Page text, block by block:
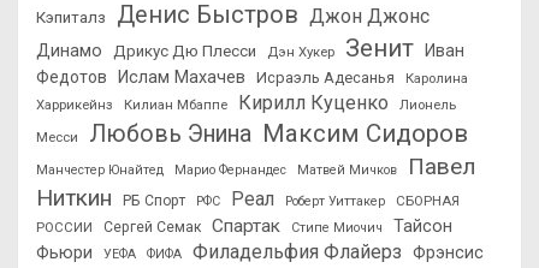
Кэпиталз
Денис Быстров Джон Джонс
Динамо Дрикус Дю Плесси Дэн Хукер Зенит
Иван
Федотов
Ислам Махачев Исраэль Адесанья
Каролина
Харрикейнз
Килиан Мбаппе Кирилл Куценко
Лионель
Месси
Любовь Энина Максим Сидоров
Манчестер Юнайтед Марио Фернандес Матвей Мичков
Павел
Ниткин
РБ Спорт РФС Реал Роберт Уиттакер
СБОРНАЯ
РОССИИ
Сергей Семак Спартак Стипе Миочич
Тайсон
Фьюри
УЕФА ФИФА Филадельфия Флайерз Фрэнсис